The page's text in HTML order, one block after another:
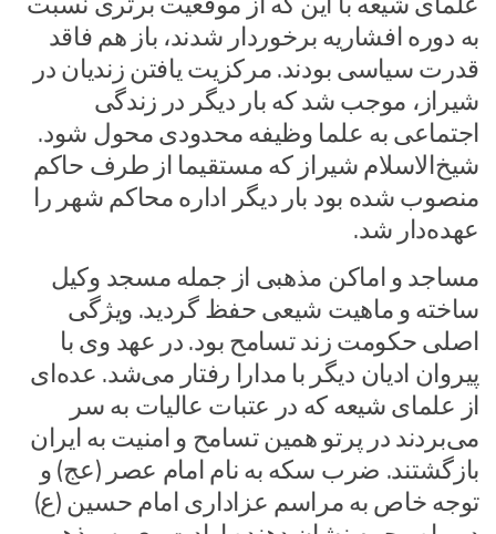
به دوره افشاریه برخوردار شدند، باز هم فاقد
قدرت سیاسی بودند. مرکزیت یافتن زندیان در
شیراز، موجب شد که بار دیگر در زندگی
اجتماعی به علما وظیفه محدودی محول شود.
شیخ‌الاسلام شیراز که مستقیما از طرف حاکم
منصوب شده بود بار دیگر اداره محاکم شهر را
عهده‌دار شد.
مساجد و اماکن مذهبی از جمله مسجد وکیل
ساخته و ماهیت شیعی حفظ گردید. ویژگی
اصلی حکومت زند تسامح بود. در عهد وی با
پیروان ادیان دیگر با مدارا رفتار می‌شد. عده‌ای
از علمای شیعه که در عتبات عالیات به سر
می‌بردند در پرتو همین تسامح و امنیت به ایران
بازگشتند. ضرب سکه به نام امام عصر (عج) و
توجه خاص به مراسم عزاداری امام حسین (ع)